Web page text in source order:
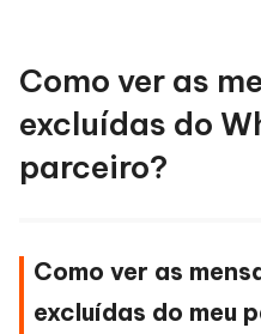
Como ver as
excluídas do
parceiro?
Como ver as
excluídas do meu